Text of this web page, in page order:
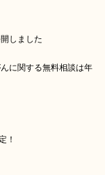
しました
に関する無料相談は年
！